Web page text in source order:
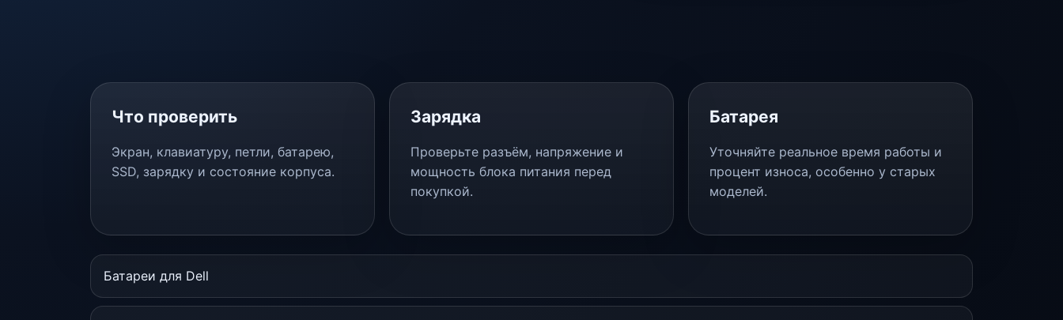
Что проверить
Экран, клавиатуру, петли, батарею,
SSD, зарядку и состояние корпуса.
Зарядка
Проверьте разъём, напряжение и
мощность блока питания перед
покупкой.
Батарея
Уточняйте реальное время работы и
процент износа, особенно у старых
моделей.
Батареи для Dell